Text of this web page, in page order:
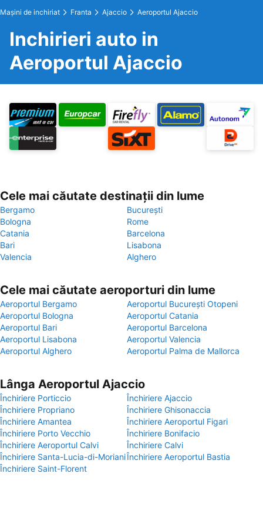
Maşini de inchiriat Franta Ajaccio Aeroportul Ajaccio
Inchirieri auto in
Aeroportul Ajaccio
Cele mai căutate destinații din lume
Bergamo
București
Bologna
Rome
Catania
Barcelona
Bari
Lisabona
Valencia
Alghero
Cele mai căutate aeroporturi din lume
Aeroportul Bergamo
Aeroportul București Otopeni
Aeroportul Bologna
Aeroportul Catania
Aeroportul Bari
Aeroportul Barcelona
Aeroportul Lisabona
Aeroportul Valencia
Aeroportul Alghero
Aeroportul Palma de Mallorca
Lânga Aeroportul Ajaccio
Închiriere Porticcio
Închiriere Ajaccio
Închiriere Propriano
Închiriere Ghisonaccia
Închiriere Amantea
Închiriere Aeroportul Figari
Închiriere Porto Vecchio
Închiriere Bonifacio
Închiriere Aeroportul Calvi
Închiriere Calvi
Închiriere Santa-Lucia-di-MorianiÎnchiriere Aeroportul Bastia
Închiriere Saint-Florent